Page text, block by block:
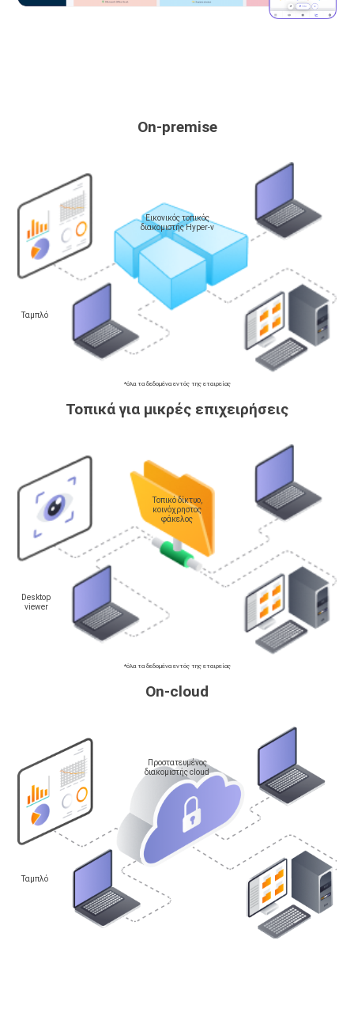
On-premise
*όλα τα δεδομένα εντός της εταιρείας
Ταμπλό
Εικονικός τοπικός
διακομιστής Hyper-v
Τοπικά για μικρές επιχειρήσεις
*όλα τα δεδομένα εντός της εταιρείας
Desktop
viewer
Τοπικό δίκτυο,
κοινόχρηστος
φάκελος
On-cloud
Ταμπλό
Προστατευμένος
διακομιστής cloud